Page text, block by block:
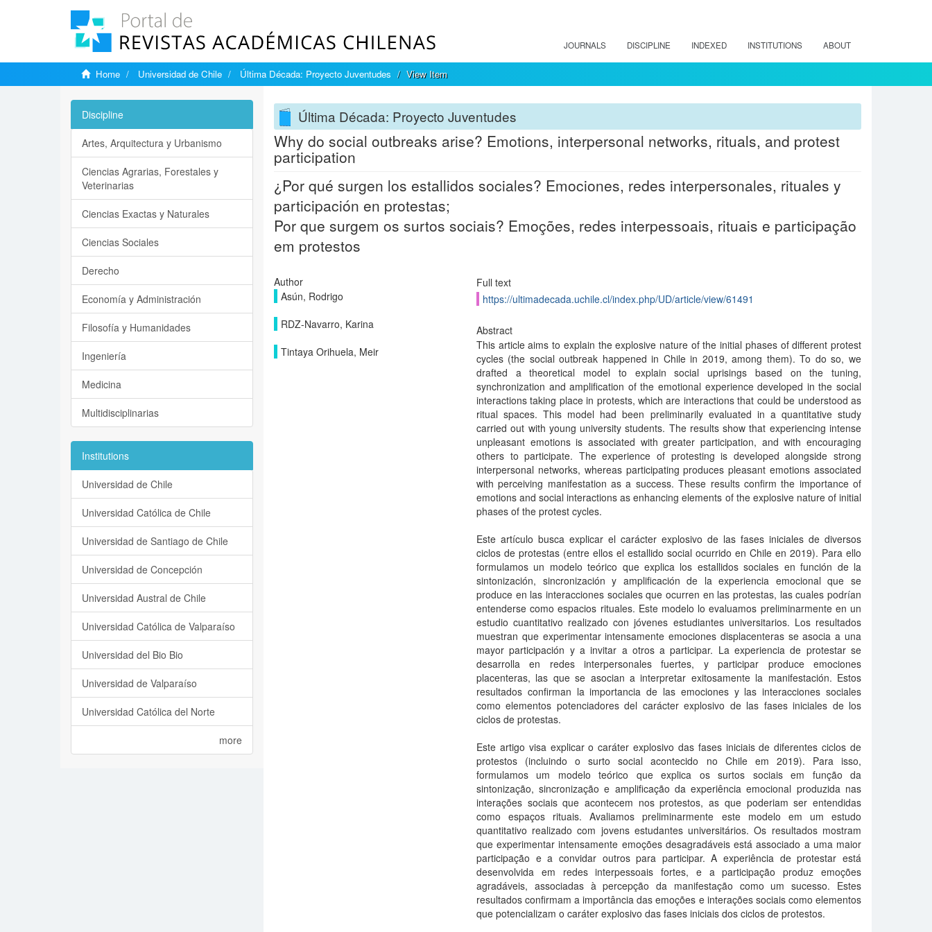
JOURNALS DISCIPLINE INDEXED INSTITUTIONS ABOUT
Home Universidad de Chile Última Década: Proyecto Juventudes View Item
Última Década: Proyecto Juventudes
Why do social outbreaks arise? Emotions, interpersonal networks, rituals, and protest
participation
¿Por qué surgen los estallidos sociales? Emociones, redes interpersonales, rituales y
participación en protestas;
Por que surgem os surtos sociais? Emoções, redes interpessoais, rituais e participação
em protestos
Author
Asún, Rodrigo
RDZ-Navarro, Karina
Tintaya Orihuela, Meir
Full text
https://ultimadecada.uchile.cl/index.php/UD/article/view/61491
Abstract
This article aims to explain the explosive nature of the initial phases of different protest
cycles (the social outbreak happened in Chile in 2019, among them). To do so, we
drafted a theoretical model to explain social uprisings based on the tuning,
synchronization and amplification of the emotional experience developed in the social
interactions taking place in protests, which are interactions that could be understood as
ritual spaces. This model had been preliminarily evaluated in a quantitative study
carried out with young university students. The results show that experiencing intense
unpleasant emotions is associated with greater participation, and with encouraging
others to participate. The experience of protesting is developed alongside strong
interpersonal networks, whereas participating produces pleasant emotions associated
with perceiving manifestation as a success. These results confirm the importance of
emotions and social interactions as enhancing elements of the explosive nature of initial
phases of the protest cycles.
Este artículo busca explicar el carácter explosivo de las fases iniciales de diversos
ciclos de protestas (entre ellos el estallido social ocurrido en Chile en 2019). Para ello
formulamos un modelo teórico que explica los estallidos sociales en función de la
sintonización, sincronización y amplificación de la experiencia emocional que se
produce en las interacciones sociales que ocurren en las protestas, las cuales podrían
entenderse como espacios rituales. Este modelo lo evaluamos preliminarmente en un
estudio cuantitativo realizado con jóvenes estudiantes universitarios. Los resultados
muestran que experimentar intensamente emociones displacenteras se asocia a una
mayor participación y a invitar a otros a participar. La experiencia de protestar se
desarrolla en redes interpersonales fuertes, y participar produce emociones
placenteras, las que se asocian a interpretar exitosamente la manifestación. Estos
resultados confirman la importancia de las emociones y las interacciones sociales
como elementos potenciadores del carácter explosivo de las fases iniciales de los
ciclos de protestas.
Este artigo visa explicar o caráter explosivo das fases iniciais de diferentes ciclos de
protestos (incluindo o surto social acontecido no Chile em 2019). Para isso,
formulamos um modelo teórico que explica os surtos sociais em função da
sintonização, sincronização e amplificação da experiência emocional produzida nas
interações sociais que acontecem nos protestos, as que poderiam ser entendidas
como espaços rituais. Avaliamos preliminarmente este modelo em um estudo
quantitativo realizado com jovens estudantes universitários. Os resultados mostram
que experimentar intensamente emoções desagradáveis está associado a uma maior
participação e a convidar outros para participar. A experiência de protestar está
desenvolvida em redes interpessoais fortes, e a participação produz emoções
agradáveis, associadas à percepção da manifestação como um sucesso. Estes
resultados confirmam a importância das emoções e interações sociais como elementos
que potencializam o caráter explosivo das fases iniciais dos ciclos de protestos.
Discipline
Artes, Arquitectura y Urbanismo
Ciencias Agrarias, Forestales y
Veterinarias
Ciencias Exactas y Naturales
Ciencias Sociales
Derecho
Economía y Administración
Filosofía y Humanidades
Ingeniería
Medicina
Multidisciplinarias
Institutions
Universidad de Chile
Universidad Católica de Chile
Universidad de Santiago de Chile
Universidad de Concepción
Universidad Austral de Chile
Universidad Católica de Valparaíso
Universidad del Bio Bio
Universidad de Valparaíso
Universidad Católica del Norte
more